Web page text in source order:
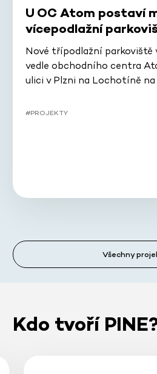
U OC Atom postaví
vícepodlažní
Nové třípodlažní parkoviště
vedle obchodního centra
ulici v Plzni na Lochotíně
#PROJEKTY
Všechny
Kdo tvoří